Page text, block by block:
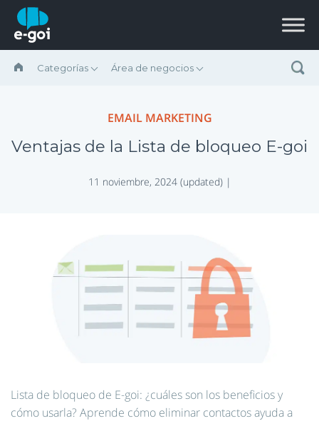
Saltar al contenido
Categorías Área de negocios
EMAIL MARKETING
Ventajas de la Lista de bloqueo E-goi
11 noviembre, 2024 (updated) |
Lista de bloqueo de E-goi: ¿cuáles son los beneficios y
cómo usarla? Aprende cómo eliminar contactos ayuda a